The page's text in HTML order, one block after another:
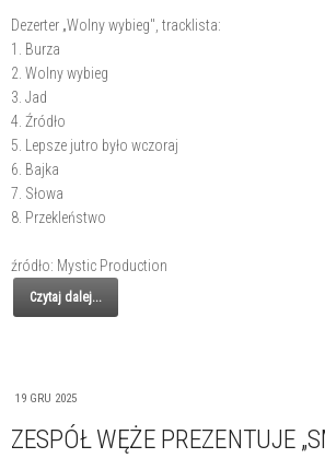
Dezerter „Wolny wybieg", tracklista:
1. Burza
2. Wolny wybieg
3. Jad
4. Źródło
5. Lepsze jutro było wczoraj
6. Bajka
7. Słowa
8. Przekleństwo
źródło: Mystic Production
Czytaj dalej...
19 GRU 2025
ZESPÓŁ WĘŻE PREZENTUJE